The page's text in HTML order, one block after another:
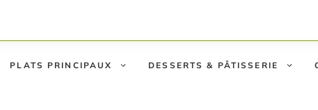
PLATS PRINCIPAUX DESSERTS & PÂTISSERIE